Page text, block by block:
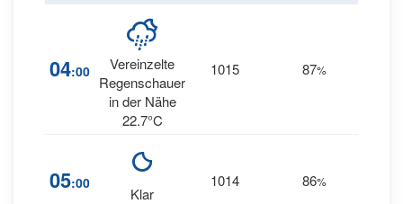
04:00
Vereinzelte
Regenschauer
in der Nähe
22.7°C
1015 87%
05:00
Klar
1014 86%